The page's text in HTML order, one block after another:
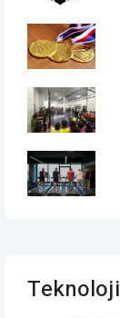
Teknoloji